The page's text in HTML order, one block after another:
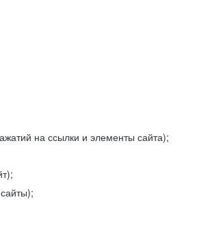
на ссылки и элементы сайта);